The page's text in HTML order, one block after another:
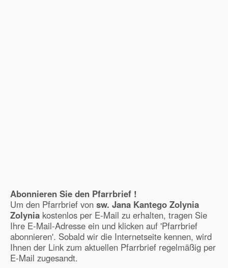
Abonnieren Sie den Pfarrbrief !
Um den Pfarrbrief von sw. Jana Kantego Zolynia
Zolynia kostenlos per E-Mail zu erhalten, tragen Sie
Ihre E-Mail-Adresse ein und klicken auf 'Pfarrbrief
abonnieren'. Sobald wir die Internetseite kennen, wird
Ihnen der Link zum aktuellen Pfarrbrief regelmäßig per
E-Mail zugesandt.